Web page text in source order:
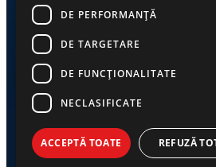
© 2026 Ziarul Exclusiv
DE PERFORMANȚĂ
DE TARGETARE
DE FUNCŢIONALITATE
NECLASIFICATE
ACCEPTĂ TOATE REFUZĂ